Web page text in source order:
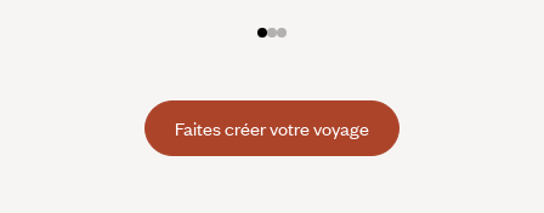
Faites créer votre voyage